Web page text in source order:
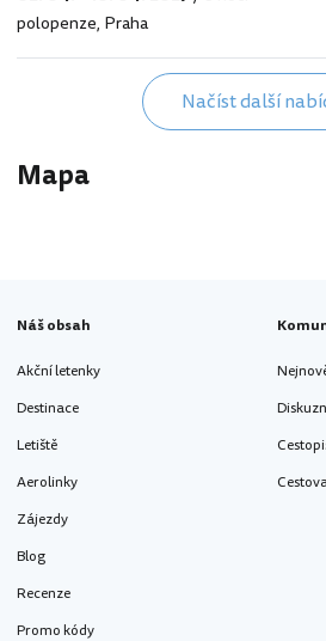
polopenze, Praha
Načíst další
Mapa
Náš obsah
Akční letenky
Destinace
Letiště
Aerolinky
Zájezdy
Blog
Recenze
Promo kódy